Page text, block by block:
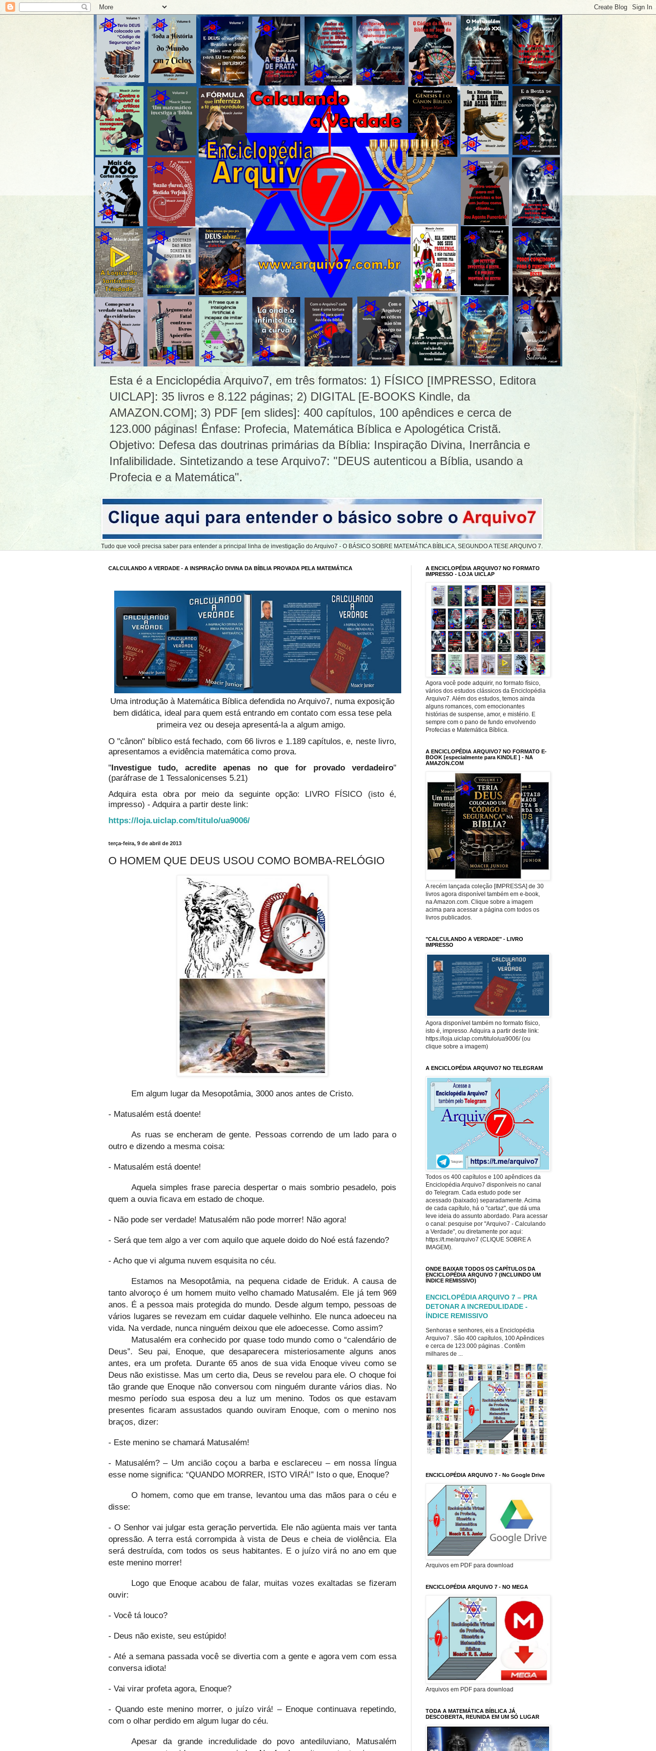
Esta é a Enciclopédia Arquivo7, em três formatos: 1) FÍSICO [IMPRESSO, Editora
UICLAP]: 35 livros e 8.122 páginas; 2) DIGITAL [E-BOOKS Kindle, da
AMAZON.COM]; 3) PDF [em slides]: 400 capítulos, 100 apêndices e cerca de
123.000 páginas! Ênfase: Profecia, Matemática Bíblica e Apologética Cristã.
Objetivo: Defesa das doutrinas primárias da Bíblia: Inspiração Divina, Inerrância e
Infalibilidade. Sintetizando a tese Arquivo7: "DEUS autenticou a Bíblia, usando a
Profecia e a Matemática".
Tudo que você precisa saber para entender a principal linha de investigação do Arquivo7 - O BÁSICO SOBRE MATEMÁTICA BÍBLICA, SEGUNDO A TESE ARQUIVO 7.
CALCULANDO A VERDADE - A INSPIRAÇÃO DIVINA DA BÍBLIA PROVADA PELA MATEMÁTICA
Uma introdução à Matemática Bíblica defendida no Arquivo7, numa exposição
bem didática, ideal para quem está entrando em contato com essa tese pela
primeira vez ou deseja apresentá-la a algum amigo.
O "cânon" bíblico está fechado, com 66 livros e 1.189 capítulos, e, neste livro,
apresentamos a evidência matemática como prova.
"Investigue tudo, acredite apenas no que for provado verdadeiro"
(paráfrase de 1 Tessalonicenses 5.21)
Adquira esta obra por meio da seguinte opção: LIVRO FÍSICO (isto é,
impresso) - Adquira a partir deste link:
https://loja.uiclap.com/titulo/ua9006/
terça-feira, 9 de abril de 2013
O HOMEM QUE DEUS USOU COMO BOMBA-RELÓGIO
Em algum lugar da Mesopotâmia, 3000 anos antes de Cristo.
- Matusalém está doente!
As ruas se encheram de gente. Pessoas correndo de um lado para o
outro e dizendo a mesma coisa:
- Matusalém está doente!
Aquela simples frase parecia despertar o mais sombrio pesadelo, pois
quem a ouvia ficava em estado de choque.
- Não pode ser verdade! Matusalém não pode morrer! Não agora!
- Será que tem algo a ver com aquilo que aquele doido do Noé está fazendo?
- Acho que vi alguma nuvem esquisita no céu.
Estamos na Mesopotâmia, na pequena cidade de Eriduk. A causa de
tanto alvoroço é um homem muito velho chamado Matusalém. Ele já tem 969
anos. É a pessoa mais protegida do mundo. Desde algum tempo, pessoas de
vários lugares se revezam em cuidar daquele velhinho. Ele nunca adoeceu na
vida. Na verdade, nunca ninguém deixou que ele adoecesse. Como assim?
Matusalém era conhecido por quase todo mundo como o “calendário de
Deus”. Seu pai, Enoque, que desaparecera misteriosamente alguns anos
antes, era um profeta. Durante 65 anos de sua vida Enoque viveu como se
Deus não existisse. Mas um certo dia, Deus se revelou para ele. O choque foi
tão grande que Enoque não conversou com ninguém durante vários dias. No
mesmo período sua esposa deu a luz um menino. Todos os que estavam
presentes ficaram assustados quando ouviram Enoque, com o menino nos
braços, dizer:
- Este menino se chamará Matusalém!
- Matusalém? – Um ancião coçou a barba e esclareceu – em nossa língua
esse nome significa: “QUANDO MORRER, ISTO VIRÁ!” Isto o que, Enoque?
O homem, como que em transe, levantou uma das mãos para o céu e
disse:
- O Senhor vai julgar esta geração pervertida. Ele não agüenta mais ver tanta
opressão. A terra está corrompida à vista de Deus e cheia de violência. Ela
será destruída, com todos os seus habitantes. E o juízo virá no ano em que
este menino morrer!
Logo que Enoque acabou de falar, muitas vozes exaltadas se fizeram
ouvir:
- Você tá louco?
- Deus não existe, seu estúpido!
- Até a semana passada você se divertia com a gente e agora vem com essa
conversa idiota!
- Vai virar profeta agora, Enoque?
- Quando este menino morrer, o juízo virá! – Enoque continuava repetindo,
com o olhar perdido em algum lugar do céu.
Apesar da grande incredulidade do povo antediluviano, Matusalém
A ENCICLOPÉDIA ARQUIVO7 NO FORMATO
IMPRESSO - LOJA UICLAP
Agora você pode adquirir, no formato físico,
vários dos estudos clássicos da Enciclopédia
Arquivo7. Além dos estudos, temos ainda
alguns romances, com emocionantes
histórias de suspense, amor, e mistério. E
sempre com o pano de fundo envolvendo
Profecias e Matemática Bíblica.
A ENCICLOPÉDIA ARQUIVO7 NO FORMATO E-
BOOK [especialmente para KINDLE ] - NA
AMAZON.COM
A recém lançada coleção [IMPRESSA] de 30
livros agora disponível também em e-book,
na Amazon.com. Clique sobre a imagem
acima para acessar a página com todos os
livros publicados.
"CALCULANDO A VERDADE" - LIVRO
IMPRESSO
Agora disponível também no formato físico,
isto é, impresso. Adquira a partir deste link:
https://loja.uiclap.com/titulo/ua9006/ (ou
clique sobre a imagem)
A ENCICLOPÉDIA ARQUIVO7 NO TELEGRAM
Todos os 400 capítulos e 100 apêndices da
Enciclopédia Arquivo7 disponíveis no canal
do Telegram. Cada estudo pode ser
acessado (baixado) separadamente. Acima
de cada capítulo, há o "cartaz", que dá uma
leve ideia do assunto abordado. Para acessar
o canal: pesquise por "Arquivo7 - Calculando
a Verdade", ou diretamente por aqui:
https://t.me/arquivo7 (CLIQUE SOBRE A
IMAGEM).
ONDE BAIXAR TODOS OS CAPÍTULOS DA
ENCICLOPÉDIA ARQUIVO 7 (INCLUINDO UM
ÍNDICE REMISSIVO)
ENCICLOPÉDIA ARQUIVO 7 – PRA
DETONAR A INCREDULIDADE -
ÍNDICE REMISSIVO
Senhoras e senhores, eis a Enciclopédia
Arquivo7 . São 400 capítulos, 100 Apêndices
e cerca de 123.000 páginas . Contêm
milhares de ...
ENCICLOPÉDIA ARQUIVO 7 - No Google Drive
Arquivos em PDF para download
ENCICLOPÉDIA ARQUIVO 7 - NO MEGA
Arquivos em PDF para download
TODA A MATEMÁTICA BÍBLICA JÁ
DESCOBERTA, REUNIDA EM UM SÓ LUGAR